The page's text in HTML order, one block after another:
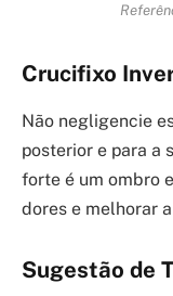
Crucifixo
Não negligencie
posterior e para a
forte é um ombro
dores e melhorar
Sugestão de